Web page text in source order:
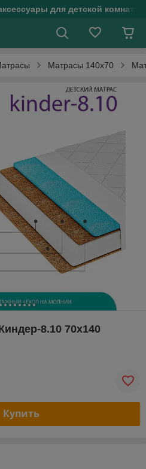
для детской комнаты
Матрасы 140х70
8.10 70x140
Купить